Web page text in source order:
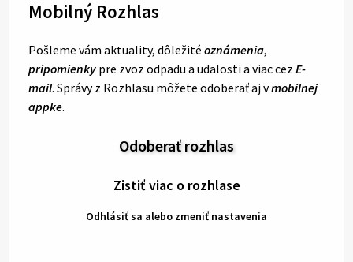
Mobilný Rozhlas
Pošleme vám aktuality, dôležité oznámenia,
pripomienky pre zvoz odpadu a udalosti a viac cez E-
mail. Správy z Rozhlasu môžete odoberať aj vmobilnej
appke.
Odoberať rozhlas
Zistiť viac o rozhlase
Odhlásiť sa alebo zmeniť nastavenia